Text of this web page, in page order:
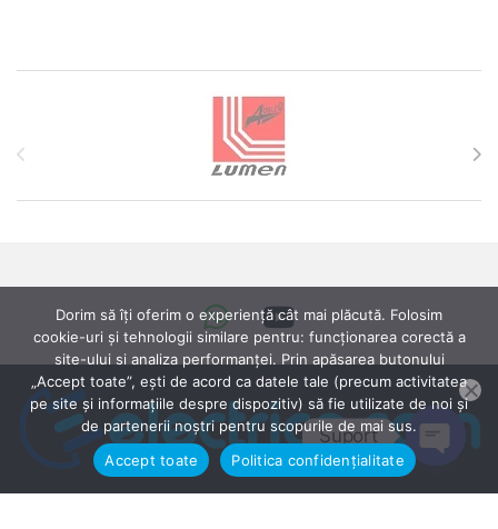
Dorim să îți oferim o experiență cât mai plăcută. Folosim
cookie-uri și tehnologii similare pentru: funcționarea corectă a
site-ului si analiza performanței. Prin apăsarea butonului
„Accept toate”, ești de acord ca datele tale (precum activitatea
pe site și informațiile despre dispozitiv) să fie utilizate de noi și
de partenerii noștri pentru scopurile de mai sus.
Accept toate
Politica confidențialitate
Suport